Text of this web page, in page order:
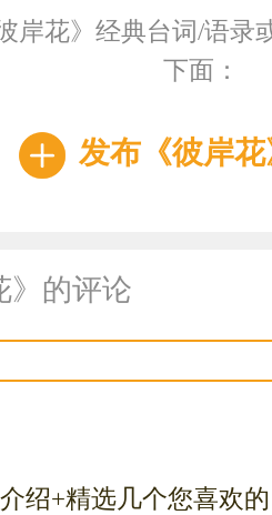
岸花》经典台词/语录
下面：
发布《彼岸
》的评论
绍+精选几个您喜欢